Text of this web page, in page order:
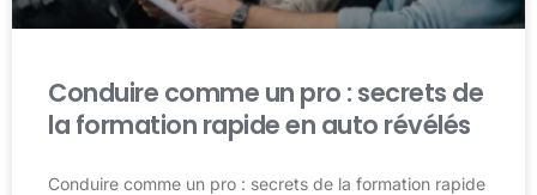
Conduire comme un pro : secrets de
la formation rapide en auto révélés
Conduire comme un pro : secrets de la formation rapide